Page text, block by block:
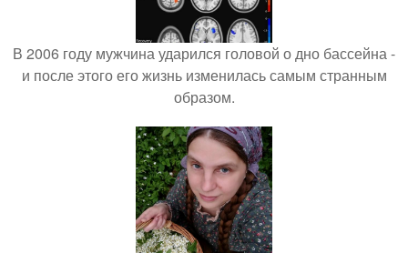
В 2006 году мужчина ударился головой о дно бассейна -
и после этого его жизнь изменилась самым странным
образом.